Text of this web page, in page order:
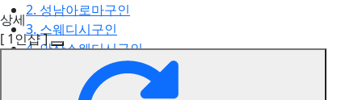
2. 성남아로마구인
3. 스웨디시구인
4. 안산스웨디시구인
5. 아로마구인
상세
[ 1인샵 ]